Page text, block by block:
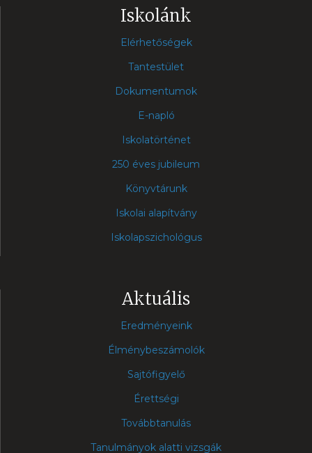
Iskolánk
Elérhetőségek
Tantestület
Dokumentumok
E-napló
Iskolatörténet
250 éves jubileum
Könyvtárunk
Iskolai alapítvány
Iskolapszichológus
Aktuális
Eredményeink
Élménybeszámolók
Sajtófigyelő
Érettségi
Továbbtanulás
Tanulmányok alatti vizsgák